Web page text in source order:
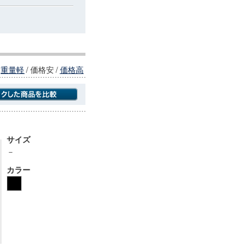
重量軽/価格安/価格高
サイズ
－
カラー